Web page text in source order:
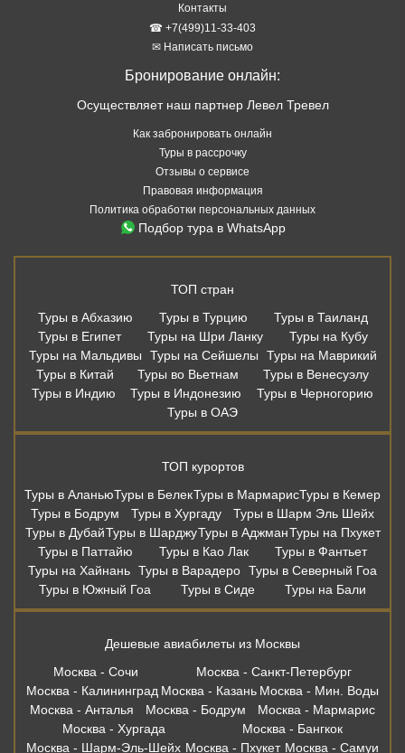
Контакты
☎ +7(499)11-33-403
✉ Написать письмо
Бронирование онлайн:
Осуществляет наш партнер Левел Тревел
Как забронировать онлайн
Туры в рассрочку
Отзывы о сервисе
Правовая информация
Политика обработки персональных данных
Подбор тура в WhatsApp
ТОП стран
Туры в Абхазию
Туры в Турцию
Туры в Таиланд
Туры в Египет
Туры на Шри Ланку
Туры на Кубу
Туры на Мальдивы
Туры на Сейшелы
Туры на Маврикий
Туры в Китай
Туры во Вьетнам
Туры в Венесуэлу
Туры в Индию
Туры в Индонезию
Туры в Черногорию
Туры в ОАЭ
ТОП курортов
Туры в АланьюТуры в БелекТуры в МармарисТуры в Кемер
Туры в Бодрум
Туры в Хургаду
Туры в Шарм Эль Шейх
Туры в ДубайТуры в ШарджуТуры в АджманТуры на Пхукет
Туры в Паттайю
Туры в Као Лак
Туры в Фантьет
Туры на Хайнань Туры в Варадеро Туры в Северный Гоа
Туры в Южный Гоа
Туры в Сиде Туры на Бали
Дешевые авиабилеты из Москвы
Москва - Сочи
Москва - Санкт-Петербург
Москва - Калининград Москва - Казань Москва - Мин. Воды
Москва - Анталья
Москва - Бодрум
Москва - Мармарис
Москва - Хургада
Москва - Бангкок
Москва - Шарм-Эль-Шейх Москва - Пхукет Москва - Самуи